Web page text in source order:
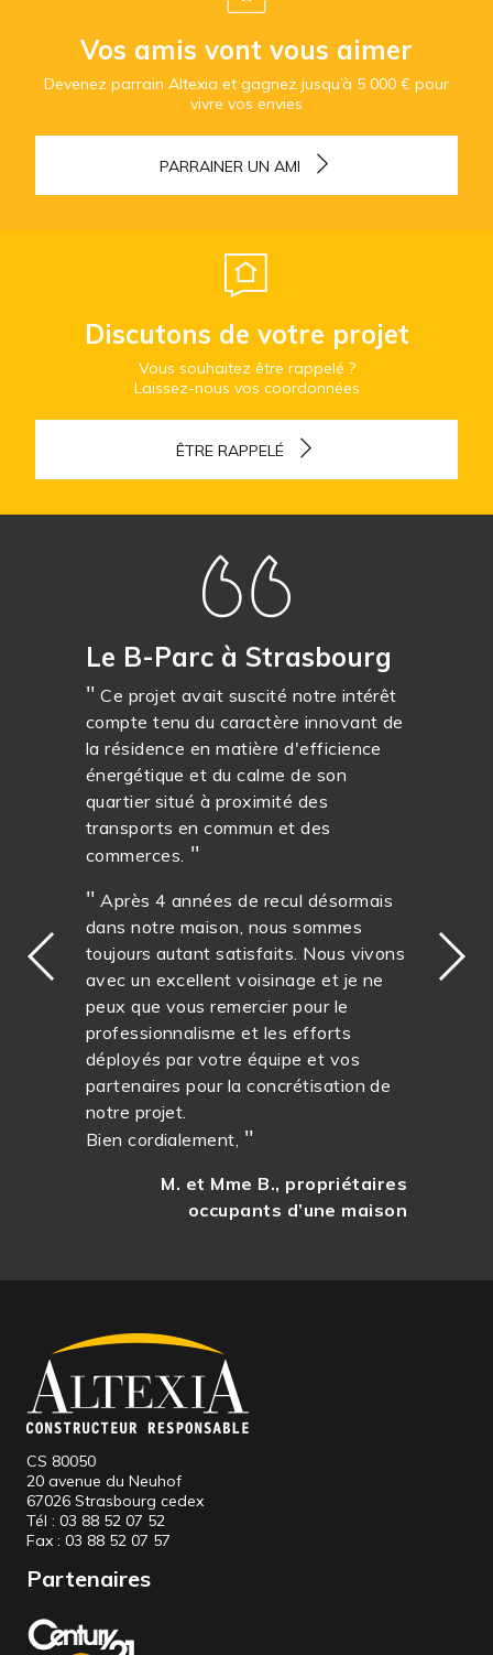
Vos amis vont vous aimer
Devenez parrain Altexia et gagnez jusqu’à 5 000 € pour
vivre vos envies
PARRAINER UN AMI
Discutons de votre projet
Vous souhaitez être rappelé ?
Laissez-nous vos coordonnées
ÊTRE RAPPELÉ
Le B-Parc à Strasbourg
Ce projet avait suscité notre intérêt
compte tenu du caractère innovant de
la résidence en matière d'efficience
énergétique et du calme de son
quartier situé à proximité des
transports en commun et des
commerces.
Après 4 années de recul désormais
dans notre maison, nous sommes
toujours autant satisfaits. Nous vivons
avec un excellent voisinage et je ne
peux que vous remercier pour le
professionnalisme et les efforts
déployés par votre équipe et vos
partenaires pour la concrétisation de
notre projet.
Bien cordialement,
M. et Mme B., propriétaires
occupants d’une maison
CS 80050
20 avenue du Neuhof
67026 Strasbourg cedex
Tél : 03 88 52 07 52
Fax : 03 88 52 07 57
Partenaires